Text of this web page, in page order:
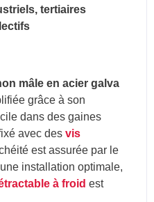
tertiaires
mâle en acier galva
grâce à son
dans des gaines
avec des vis
est assurée par le
installation optimale,
à froid est